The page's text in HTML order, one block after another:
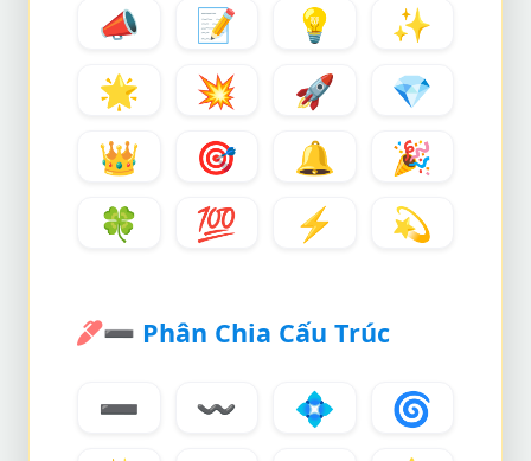
📣
📝 💡
✨
🌟
💥 🚀
💎
👑
🎯 🔔
🎉
🍀
💯 ⚡ 💫
➖ Phân Chia Cấu Trúc
➖ 〰️ 💠
🌀